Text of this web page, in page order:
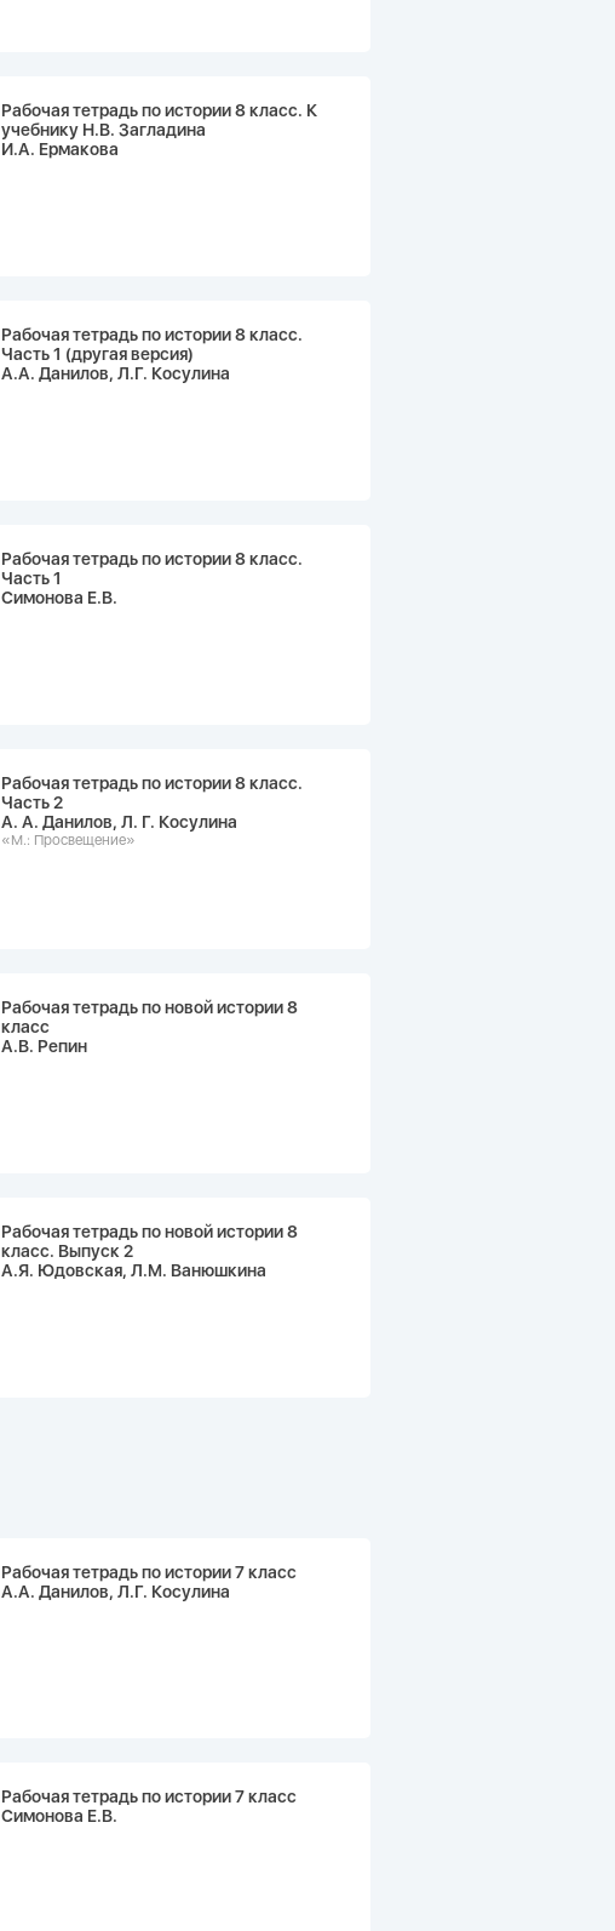
Рабочая тетрадь по истории 8 класс. К
учебнику Н.В. Загладина
И.А. Ермакова
Рабочая тетрадь по истории 8 класс.
Часть 1 (другая версия)
А.А. Данилов, Л.Г. Косулина
Рабочая тетрадь по истории 8 класс.
Часть 1
Симонова Е.В.
Рабочая тетрадь по истории 8 класс.
Часть 2
А. А. Данилов, Л. Г. Косулина
«М.: Просвещение»
Рабочая тетрадь по новой истории 8
класс
А.В. Репин
Рабочая тетрадь по новой истории 8
класс. Выпуск 2
А.Я. Юдовская, Л.М. Ванюшкина
Рабочая тетрадь по истории 7 класс
А.А. Данилов, Л.Г. Косулина
Рабочая тетрадь по истории 7 класс
Симонова Е.В.